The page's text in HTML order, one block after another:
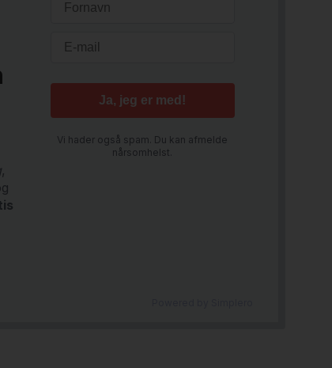
,
Vi hader også spam. Du kan afmelde
nårsomhelst.